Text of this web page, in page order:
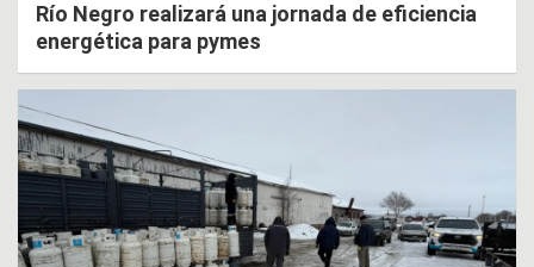
Río Negro realizará una jornada de eficiencia
energética para pymes